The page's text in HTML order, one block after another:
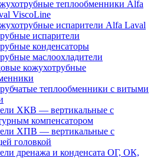
теплообменники Alfa
ViscoLine
испарители Alfa Laval
испарители
конденсаторы
маслоохладители
кожухотрубные
теплообменники с витыми
ХКВ — вертикальные с
компенсатором
ХПВ — вертикальные с
головкой
дренажа и конденсата ОГ, ОК,